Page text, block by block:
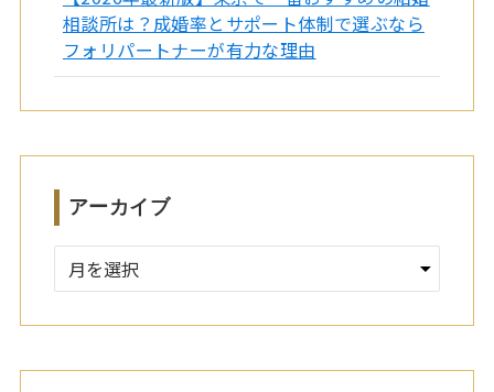
相談所は？成婚率とサポート体制で選ぶなら
フォリパートナーが有力な理由
アーカイブ
ー